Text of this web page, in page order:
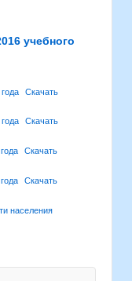
учебного
Скачать
Скачать
Скачать
Скачать
населения